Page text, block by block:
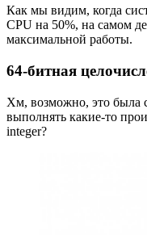
Как мы видим, когда
CPU на 50%, на самом
максимальной работы.
64-битная
Хм, возможно, это была
выполнять какие-то
integer?